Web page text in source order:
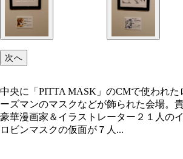
とともに超豪華漫画家＆イラ
ストが展示された
一声で集まった超豪華漫画家
一先生とゆでたまご・嶋田先
に観ていて、なかなか前に進
次へ
中央に「PITTA MASK」のCMで使われた
ーズマンのマスクなどが飾られた会場。
豪華漫画家＆イラストレーター２１人の
ロビンマスクの仮面が７人...